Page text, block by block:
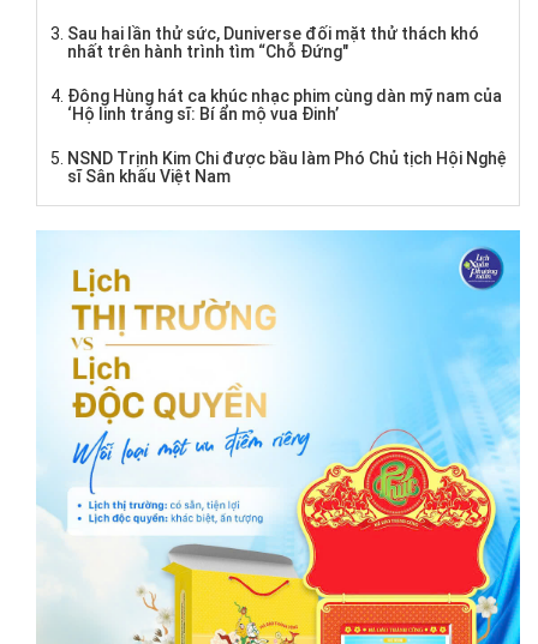
Sau hai lần thử sức, Duniverse đối mặt thử thách khó
nhất trên hành trình tìm “Chỗ Đứng"
Đông Hùng hát ca khúc nhạc phim cùng dàn mỹ nam của
‘Hộ linh tráng sĩ: Bí ẩn mộ vua Đinh’
NSND Trịnh Kim Chi được bầu làm Phó Chủ tịch Hội Nghệ
sĩ Sân khấu Việt Nam